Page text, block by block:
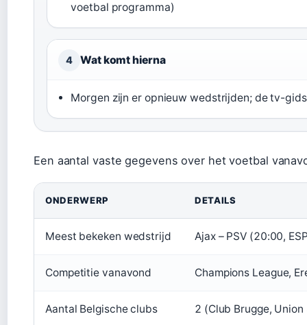
voetbal programma)
4 Wat komt hierna
Morgen zijn er opnieuw wedstrijden; de tv-
Een aantal vaste gegevens over het voetbal
ONDERWERP DETAILS
Meest bekeken wedstrijd Ajax – PSV (20:00,
Competitie vanavond Champions League,
Aantal Belgische clubs 2 (Club Brugge,